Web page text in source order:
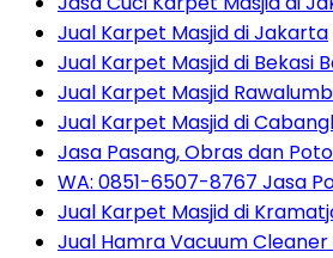
Jual Karpet Masjid di Jakarta
Jual Karpet Masjid di Bekasi
Jual Karpet Masjid
Jual Karpet Masjid di
Jasa Pasang, Obras dan
WA: 0851-6507-8767 Jasa
Jual Karpet Masjid di
Jual Hamra Vacuum